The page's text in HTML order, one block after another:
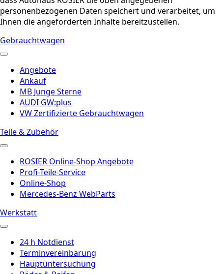
personenbezogenen Daten speichert und verarbeitet, um
Ihnen die angeforderten Inhalte bereitzustellen.
Gebrauchtwagen
Angebote
Ankauf
MB Junge Sterne
AUDI GW:plus
VW Zertifizierte Gebrauchtwagen
Teile & Zubehör
ROSIER Online-Shop Angebote
Profi-Teile-Service
Online-Shop
Mercedes-Benz WebParts
Werkstatt
24 h Notdienst
Terminvereinbarung
Hauptuntersuchung